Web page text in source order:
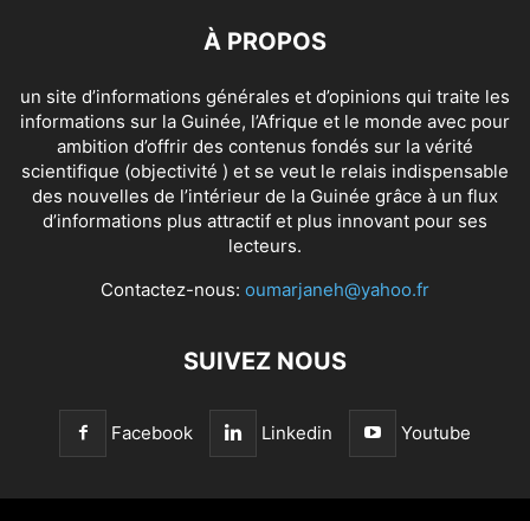
À PROPOS
un site d’informations générales et d’opinions qui traite les
informations sur la Guinée, l’Afrique et le monde avec pour
ambition d’offrir des contenus fondés sur la vérité
scientifique (objectivité ) et se veut le relais indispensable
des nouvelles de l’intérieur de la Guinée grâce à un flux
d’informations plus attractif et plus innovant pour ses
lecteurs.
Contactez-nous: oumarjaneh@yahoo.fr
SUIVEZ NOUS
Facebook Linkedin Youtube